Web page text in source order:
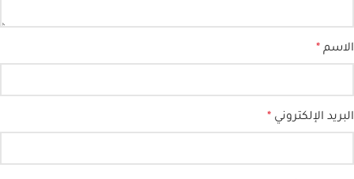
الاسم *
البريد الإلكتروني *